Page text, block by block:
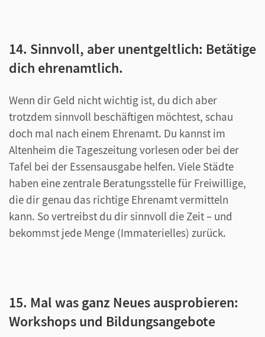
14. Sinnvoll, aber unentgeltlich: Betätige
dich ehrenamtlich.
Wenn dir Geld nicht wichtig ist, du dich aber
trotzdem sinnvoll beschäftigen möchtest, schau
doch mal nach einem Ehrenamt. Du kannst im
Altenheim die Tageszeitung vorlesen oder bei der
Tafel bei der Essensausgabe helfen. Viele Städte
haben eine zentrale Beratungsstelle für Freiwillige,
die dir genau das richtige Ehrenamt vermitteln
kann. So vertreibst du dir sinnvoll die Zeit – und
bekommst jede Menge (Immaterielles) zurück.
15. Mal was ganz Neues ausprobieren:
Workshops und Bildungsangebote